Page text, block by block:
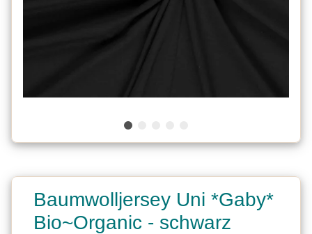
Baumwolljersey Uni *Gaby*
Bio~Organic - schwarz